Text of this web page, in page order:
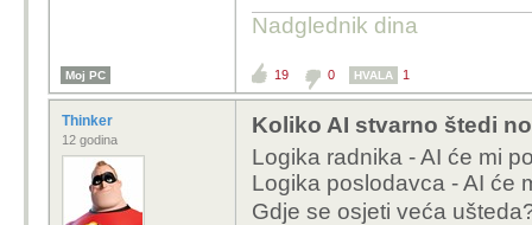
Nadglednik dina
Moj PC 19 0 HVALA 1
Thinker
12 godina
Koliko AI stvarno štedi
Logika radnika - AI će mi
Logika poslodavca - AI će
Gdje se osjeti veća